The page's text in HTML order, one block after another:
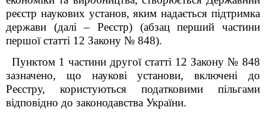
реєстр наукових установ, яким надається підтримка
держави (далі– Реєстр) (абзац перший частини
першої статті 12 Закону № 848).
Пунктом 1 частини другої статті 12 Закону № 848
зазначено, що наукові установи, включені до
Реєстру, користуються податковими пільгами
відповідно до законодавства України.